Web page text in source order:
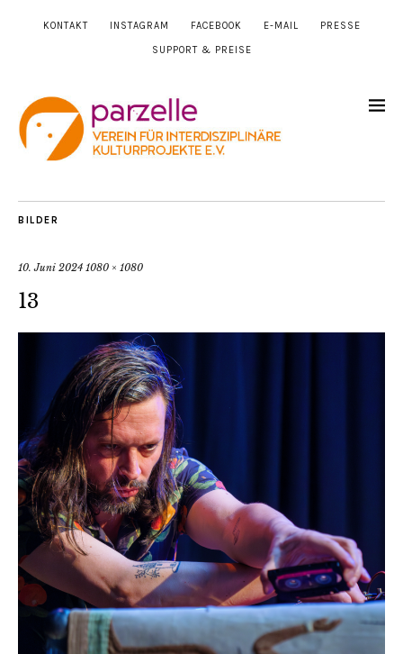
KONTAKT INSTAGRAM FACEBOOK E-MAIL PRESSE
SUPPORT & PREISE
BILDER
10. Juni 2024 1080 × 1080
13